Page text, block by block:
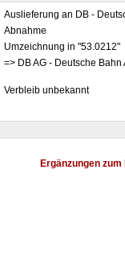
Auslieferung an DB -
Abnahme
Umzeichnung in "53.0212"
=> DB AG - Deutsche
Verbleib unbekannt
Ergänzungen